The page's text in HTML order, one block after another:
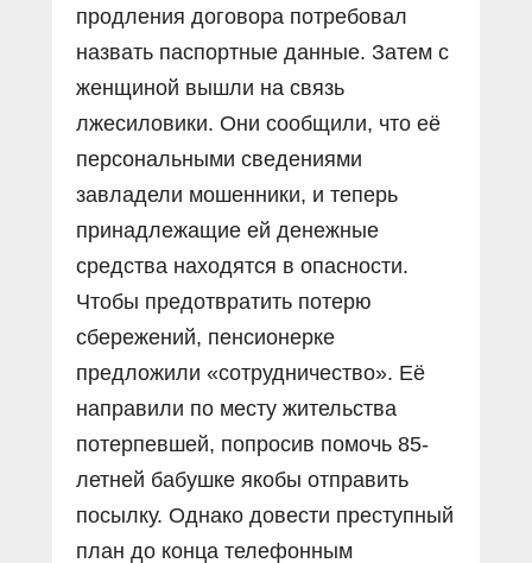
продления договора потребовал
назвать паспортные данные. Затем с
женщиной вышли на связь
лжесиловики. Они сообщили, что её
персональными сведениями
завладели мошенники, и теперь
принадлежащие ей денежные
средства находятся в опасности.
Чтобы предотвратить потерю
сбережений, пенсионерке
предложили «сотрудничество». Её
направили по месту жительства
потерпевшей, попросив помочь 85-
летней бабушке якобы отправить
посылку. Однако довести преступный
план до конца телефонным